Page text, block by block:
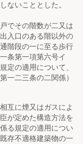
ないこととした。
でその階数が二又は
入口のある階以外の
階段の一に至る歩行
条第一項第六号イ
定の適用について、
一二三条の二関係）
互に煙又はガスによ
が定めた構造方法を
る規定の適用につい
存不適格建築物の一